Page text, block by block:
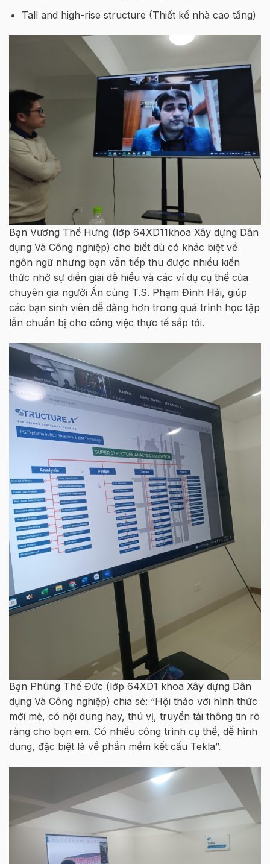
Tall and high-rise structure (Thiết kế nhà cao tầng)
Bạn Vương Thế Hưng (lớp 64XD11khoa Xây dựng Dân
dụng Và Công nghiệp) cho biết dù có khác biệt về
ngôn ngữ nhưng bạn vẫn tiếp thu được nhiều kiến
thức nhờ sự diễn giải dễ hiểu và các ví dụ cụ thể của
chuyên gia người Ấn cùng T.S. Phạm Đình Hải, giúp
các bạn sinh viên dễ dàng hơn trong quá trình học tập
lẫn chuẩn bị cho công việc thực tế sắp tới.
Bạn Phùng Thế Đức (lớp 64XD1 khoa Xây dựng Dân
dụng Và Công nghiệp) chia sẻ: “Hội thảo với hình thức
mới mẻ, có nội dung hay, thú vị, truyền tải thông tin rõ
ràng cho bọn em. Có nhiều công trình cụ thể, dễ hình
dung, đặc biệt là về phần mềm kết cấu Tekla”.